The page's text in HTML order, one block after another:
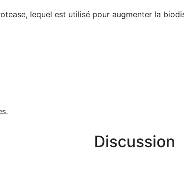
lequel est utilisé pour augmenter la
Discussion